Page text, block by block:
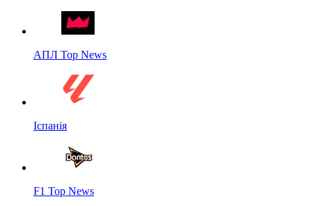
АПЛ Top News
Іспанія
F1 Top News